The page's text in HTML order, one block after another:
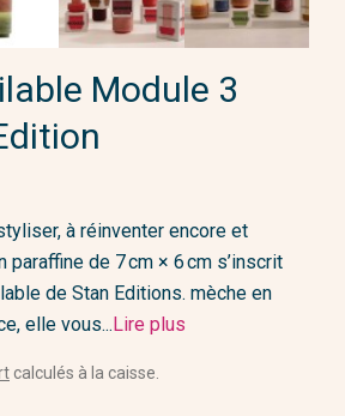
Module 3
à réinventer encore et
paraffine de 7 cm × 6 cm s’inscrit
de Stan Editions. mèche en
elle vous...Lire plus
calculés à la caisse.